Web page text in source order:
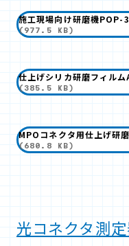
施工現場向け研磨機POP-
(977.5 KB)
仕上げシリカ研磨フィル
(385.5 KB)
MPOコネクタ用仕上げ研
(680.8 KB)
光コネクタ測